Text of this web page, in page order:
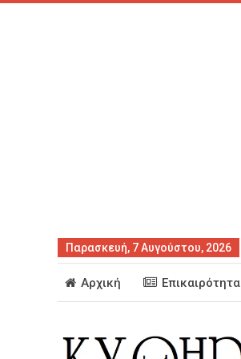
Παρασκευή, 7 Αυγούστου, 2026
Αρχική Επικαιρότητα